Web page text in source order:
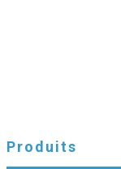
Produits